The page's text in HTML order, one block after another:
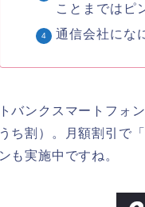
ことまではピ
通信会社にな
バンクスマートフォ
うち割）。月額割引で
も実施中ですね。